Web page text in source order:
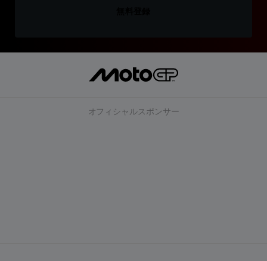
オフィシャルスポンサー